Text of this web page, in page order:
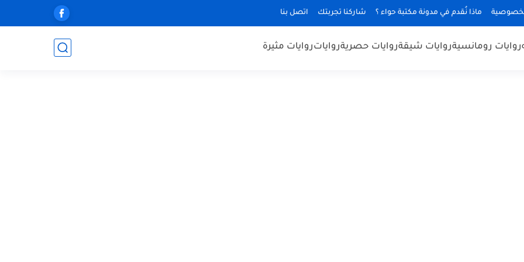
ماذا نُقدم في مدونة مكتبة حواء ؟ شاركنا تجربتك اتصل بنا
روايات رومانسيةروايات شيقةروايات حصريةرواياتروايات مثيرة